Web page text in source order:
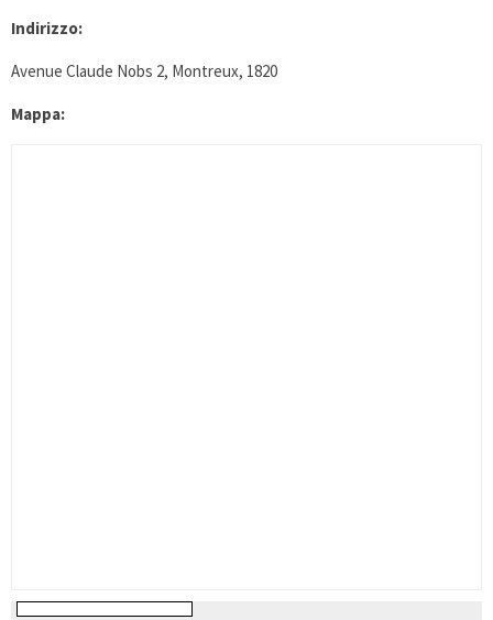
Indirizzo:
Avenue Claude Nobs 2, Montreux, 1820
Mappa: